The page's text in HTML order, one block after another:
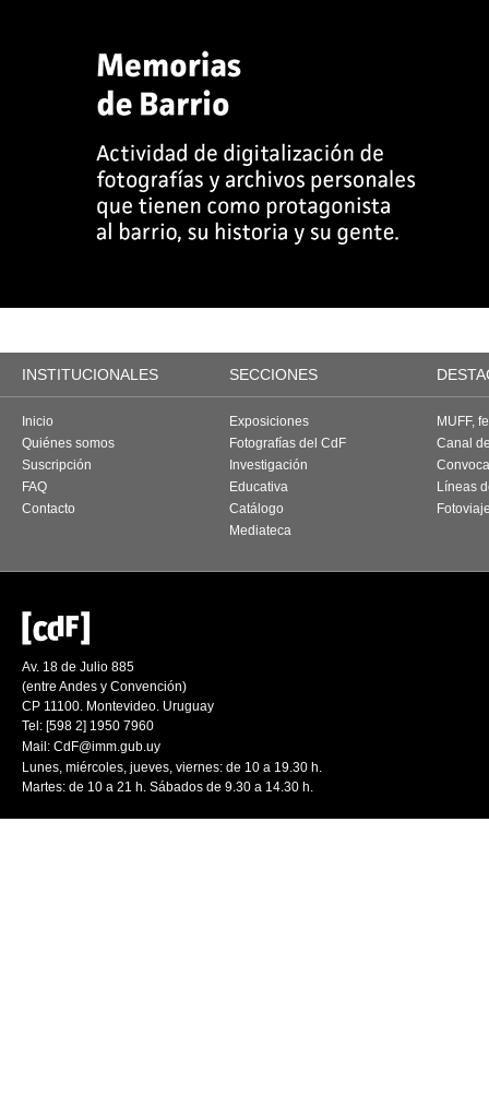
INSTITUCIONALES SECCIONES
Inicio
Quiénes somos
Suscripción
FAQ
Contacto
Exposiciones
Fotografías del CdF
Investigación
Educativa
Catálogo
Mediateca
MUFF,
Canal
Líneas
Av. 18 de Julio 885
(entre Andes y Convención)
CP 11100. Montevideo. Uruguay
Tel: [598 2] 1950 7960
Mail: CdF@imm.gub.uy
Lunes, miércoles, jueves, viernes: de 10 a 19.30 h.
Martes: de 10 a 21 h. Sábados de 9.30 a 14.30 h.